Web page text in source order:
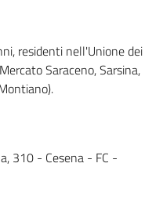
residenti nell'Unione dei
Saraceno, Sarsina,
310 - Cesena - FC -